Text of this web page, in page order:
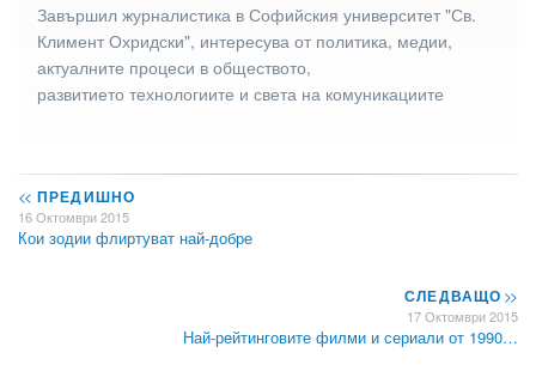
Завършил журналистика в Софийския университет "Св.
Климент Охридски", интересува от политика, медии,
актуалните процеси в обществото,
развитието технологиите и света на комуникациите
<< ПРЕДИШНО
16 Октомври 2015
Кои зодии флиртуват най-добре
СЛЕДВАЩО>>
17 Октомври 2015
Най-рейтинговите филми и сериали от 1990…